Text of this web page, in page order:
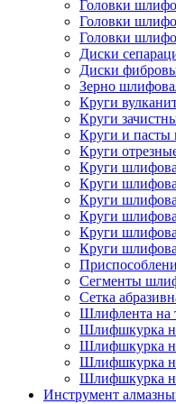
Головки
Головки
Головки
Диски
Диски
Зерно
Круги
Круги
Круги и пасты
Круги
Круги
Круги
Круги
Круги
Круги
Круги
Сегменты
Сетка
Шлифлента на
Шлифшкурка
Шлифшкурка
Шлифшкурка
Шлифшкурка
Инструмент